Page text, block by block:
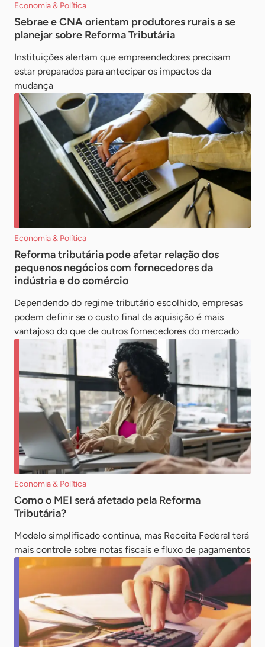
Economia & Política
Sebrae e CNA orientam produtores rurais a se
planejar sobre Reforma Tributária
Instituições alertam que empreendedores precisam
estar preparados para antecipar os impactos da
mudança
Economia & Política
Reforma tributária pode afetar relação dos
pequenos negócios com fornecedores da
indústria e do comércio
Dependendo do regime tributário escolhido, empresas
podem definir se o custo final da aquisição é mais
vantajoso do que de outros fornecedores do mercado
Economia & Política
Como o MEI será afetado pela Reforma
Tributária?
Modelo simplificado continua, mas Receita Federal terá
mais controle sobre notas fiscais e fluxo de pagamentos